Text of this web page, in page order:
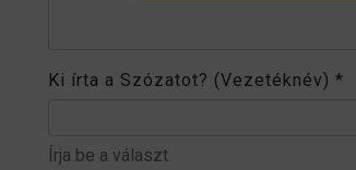
Ki írta a Szózatot? (Vezetéknév)*
Írja be a választ.